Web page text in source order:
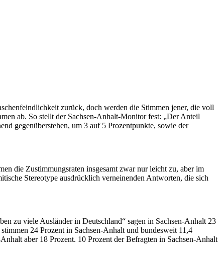
zurück, doch werden die Stimmen jener, die voll
ab. So stellt der Sachsen-Anhalt-Monitor fest: „Der Anteil
gegenüberstehen, um 3 auf 5 Prozentpunkte, sowie der
die Zustimmungsraten insgesamt zwar nur leicht zu, aber im
Stereotype ausdrücklich verneinenden Antworten, die sich
zu viele Ausländer in Deutschland“ sagen in Sachsen-Anhalt 23
24 Prozent in Sachsen-Anhalt und bundesweit 11,4
aber 18 Prozent. 10 Prozent der Befragten in Sachsen-Anhalt